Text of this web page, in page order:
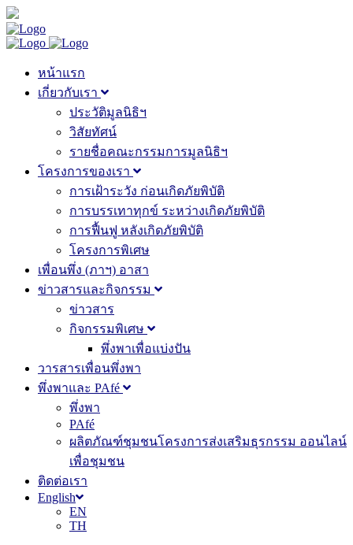
หน้าแรก
เกี่ยวกับเรา
ประวัติมูลนิธิฯ
วิสัยทัศน์
รายชื่อคณะกรรมการมูลนิธิฯ
โครงการของเรา
การเฝ้าระวัง ก่อนเกิดภัยพิบัติ
การบรรเทาทุกข์ ระหว่างเกิดภัยพิบัติ
การฟื้นฟู หลังเกิดภัยพิบัติ
โครงการพิเศษ
เพื่อนพึ่ง (ภาฯ) อาสา
ข่าวสารและกิจกรรม
ข่าวสาร
กิจกรรมพิเศษ
พึ่งพาเพื่อแบ่งปัน
วารสารเพื่อนพึ่งพา
พึ่งพาและ PAfé
พึ่งพา
PAfé
ผลิตภัณฑ์ชุมชนโครงการส่งเสริมธุรกรรม ออนไลน์
เพื่อชุมชน
ติดต่อเรา
English
EN
TH